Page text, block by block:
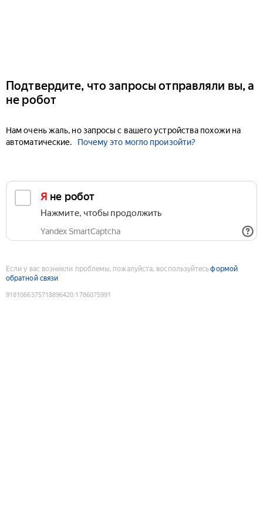
Подтвердите, что запросы отправляли вы, а
не робот
Нам очень жаль, но запросы с вашего устройства похожи на
автоматические.
Почему это могло произойти?
Я не робот
Нажмите, чтобы продолжить
Yandex SmartCaptcha
Если у вас возникли проблемы, пожалуйста, воспользуйтесьформой
обратной связи
9181066375718896420:1786075991